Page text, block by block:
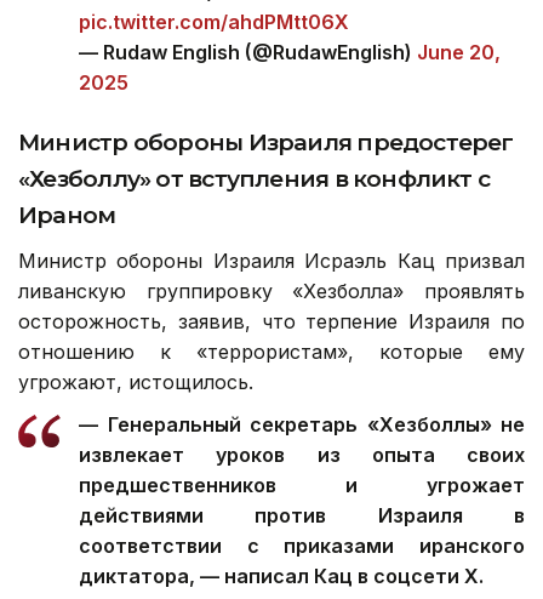
pic.twitter.com/ahdPMtt06X
— Rudaw English (@RudawEnglish) June 20,
2025
Министр обороны Израиля предостерег
«Хезболлу» от вступления в конфликт с
Ираном
Министр обороны Израиля Исраэль Кац призвал
ливанскую группировку «Хезболла» проявлять
осторожность, заявив, что терпение Израиля по
отношению к «террористам», которые ему
угрожают, истощилось.
— Генеральный секретарь «Хезболлы» не
извлекает уроков из опыта своих
предшественников и угрожает
действиями против Израиля в
соответствии с приказами иранского
диктатора, — написал Кац в соцсети X.